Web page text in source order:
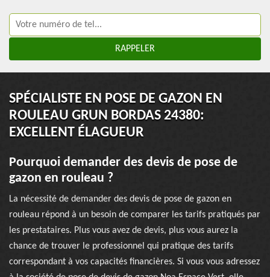
SPÉCIALISTE EN POSE DE GAZON EN
ROULEAU GRUN BORDAS 24380:
EXCELLENT ÉLAGUEUR
Pourquoi demander des devis de pose de
gazon en rouleau ?
La nécessité de demander des devis de pose de gazon en
rouleau répond à un besoin de comparer les tarifs pratiqués par
les prestataires. Plus vous avez de devis, plus vous aurez la
chance de trouver le professionnel qui pratique des tarifs
correspondant à vos capacités financières. Si vous vous adressez